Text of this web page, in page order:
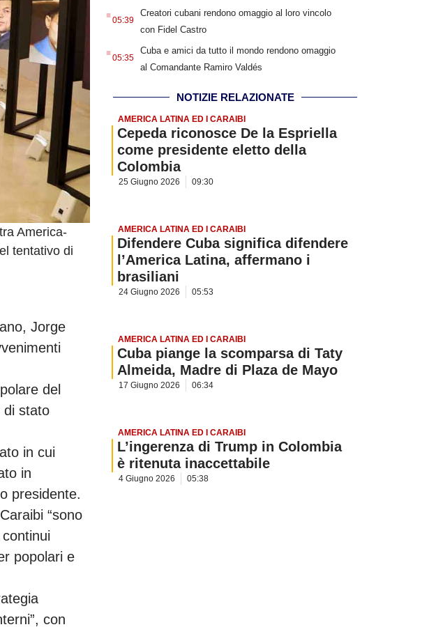
America-
tentativo di
Jorge
del
di stato
in cui
in
presidente.
“sono
popolari e
con
.05:39
Creatori cubani rendono omaggio al loro vincolo
con Fidel Castro
.05:35
Cuba e amici da tutto il mondo rendono omaggio
al Comandante Ramiro Valdés
NOTIZIE RELAZIONATE
AMERICA LATINA ED I CARAIBI
Cepeda riconosce De la Espriella
come presidente eletto della
Colombia
25 Giugno 2026 09:30
AMERICA LATINA ED I CARAIBI
Difendere Cuba significa difendere
l’America Latina, affermano i
brasiliani
24 Giugno 2026 05:53
AMERICA LATINA ED I CARAIBI
Cuba piange la scomparsa di Taty
Almeida, Madre di Plaza de Mayo
17 Giugno 2026 06:34
AMERICA LATINA ED I CARAIBI
L’ingerenza di Trump in Colombia
è ritenuta inaccettabile
4 Giugno 2026 05:38